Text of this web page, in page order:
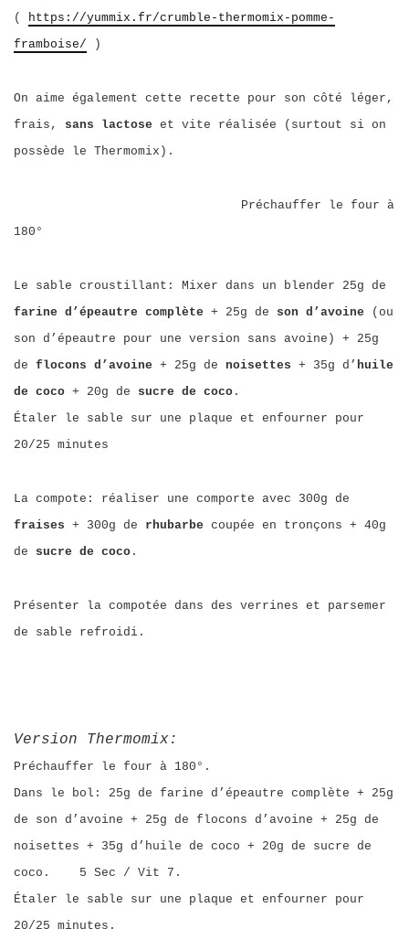
( https://yummix.fr/crumble-thermomix-pomme-
framboise/ )
On aime également cette recette pour son côté léger,
frais, sans lactose et vite réalisée (surtout si on
possède le Thermomix).
Préchauffer le four à
180°
Le sable croustillant: Mixer dans un blender 25g de
farine d’épeautre complète + 25g de son d’avoine (ou
son d’épeautre pour une version sans avoine) + 25g
de flocons d’avoine + 25g de noisettes + 35g d’ huile
de coco + 20g de sucre de coco .
Étaler le sable sur une plaque et enfourner pour
20/25 minutes
La compote: réaliser une comporte avec 300g de
fraises + 300g de rhubarbe coupée en tronçons + 40g
de sucre de coco .
Présenter la compotée dans des verrines et parsemer
de sable refroidi.
Version Thermomix:
Préchauffer le four à 180°.
Dans le bol: 25g de farine d’épeautre complète + 25g
de son d’avoine + 25g de flocons d’avoine + 25g de
noisettes + 35g d’huile de coco + 20g de sucre de
coco. 5 Sec / Vit 7.
Étaler le sable sur une plaque et enfourner pour
20/25 minutes.